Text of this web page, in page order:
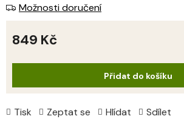
Tisk Zeptat se Hlídat Sdílet
Možnosti doručení
849 Kč
Přidat do košíku